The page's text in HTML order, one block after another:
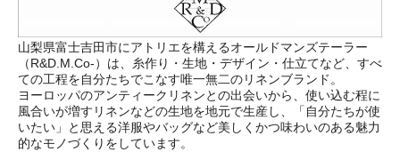
山梨県富士吉田市にアトリエを構えるオールドマンズテーラー
（R&D.M.Co-）は、糸作り・生地・デザイン・仕立てなど、すべ
ての工程を自分たちでこなす唯一無二のリネンブランド。
ヨーロッパのアンティークリネンとの出会いから、使い込む程に
風合いが増すリネンなどの生地を地元で生産し、「自分たちが使
いたい」と思える洋服やバッグなど美しくかつ味わいのある魅力
的なモノづくりをしています。